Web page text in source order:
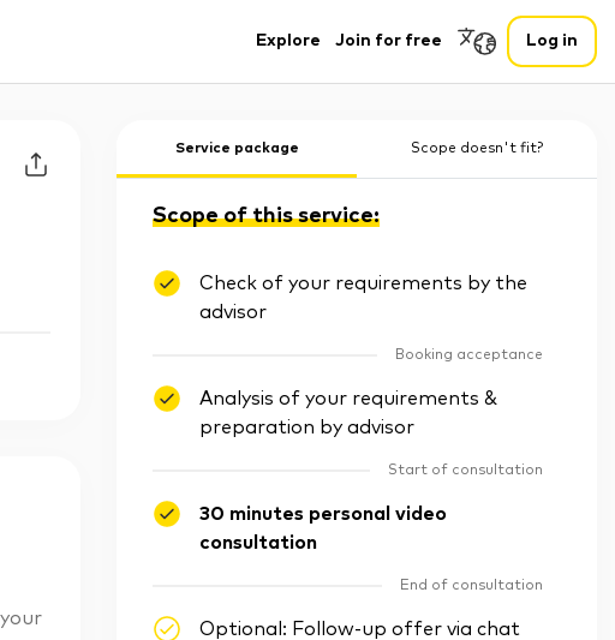
Explore Join for free Log in
Service package Scope doesn't fit?
Scope of this service:
Check of your requirements by the
advisor
Booking acceptance
Analysis of your requirements &
preparation by advisor
Start of consultation
30 minutes personal video
consultation
End of consultation
Optional: Follow-up offer via chat